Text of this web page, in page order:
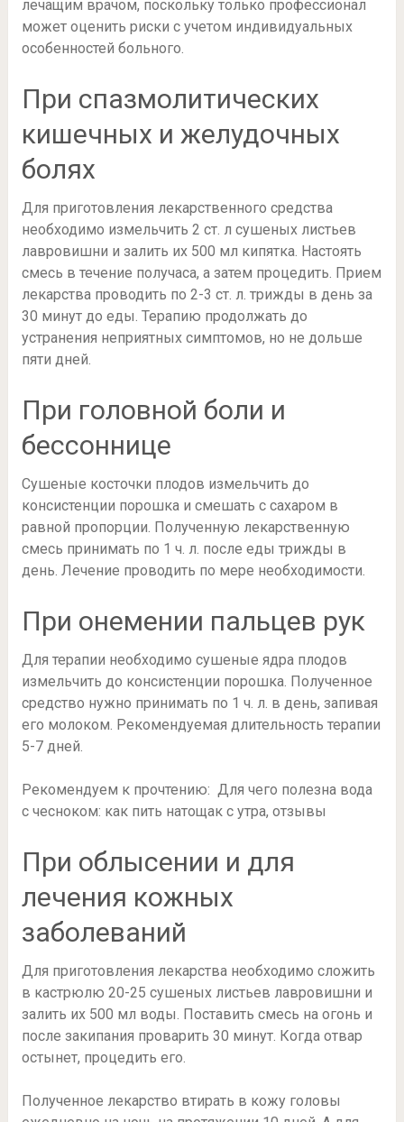
лечащим врачом, поскольку только профессионал
может оценить риски с учетом индивидуальных
особенностей больного.
При спазмолитических
кишечных и желудочных
болях
Для приготовления лекарственного средства
необходимо измельчить 2 ст. л сушеных листьев
лавровишни и залить их 500 мл кипятка. Настоять
смесь в течение получаса, а затем процедить. Прием
лекарства проводить по 2-3 ст. л. трижды в день за
30 минут до еды. Терапию продолжать до
устранения неприятных симптомов, но не дольше
пяти дней.
При головной боли и
бессоннице
Сушеные косточки плодов измельчить до
консистенции порошка и смешать с сахаром в
равной пропорции. Полученную лекарственную
смесь принимать по 1 ч. л. после еды трижды в
день. Лечение проводить по мере необходимости.
При онемении пальцев рук
Для терапии необходимо сушеные ядра плодов
измельчить до консистенции порошка. Полученное
средство нужно принимать по 1 ч. л. в день, запивая
его молоком. Рекомендуемая длительность терапии
5-7 дней.
Рекомендуем к прочтению: Для чего полезна вода
с чесноком: как пить натощак с утра, отзывы
При облысении и для
лечения кожных
заболеваний
Для приготовления лекарства необходимо сложить
в кастрюлю 20-25 сушеных листьев лавровишни и
залить их 500 мл воды. Поставить смесь на огонь и
после закипания проварить 30 минут. Когда отвар
остынет, процедить его.
Полученное лекарство втирать в кожу головы